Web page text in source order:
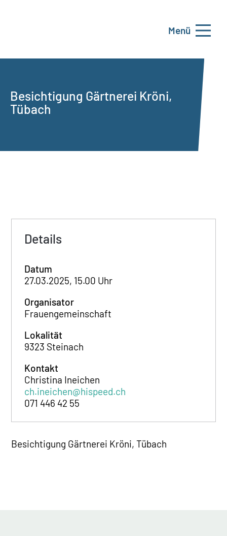
Menü
Besichtigung Gärtnerei Kröni,
Tübach
Details
Datum
27.03.2025, 15.00 Uhr
Organisator
Frauengemeinschaft
Lokalität
9323 Steinach
Kontakt
Christina Ineichen
ch.ineichen@hispeed.ch
071 446 42 55
Besichtigung Gärtnerei Kröni, Tübach